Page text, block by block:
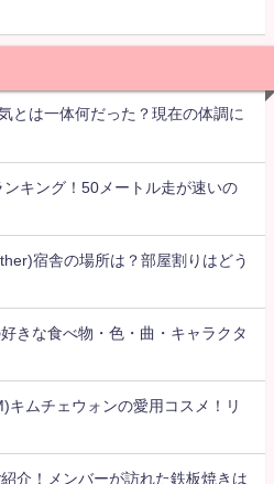
とは一体何だった？現在の体調に
キング！50メートル走が速いの
宿舎の場所は？部屋割りはどう
きな食べ物・色・曲・キャラクタ
キムチェウォンの愛用コスメ！リ
介！メンバーが訪れた鉄板焼きは